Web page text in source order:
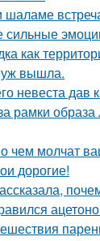
шаламе
как
вышла.
невеста дав
рамки образа
о чем молчат
дорогие!